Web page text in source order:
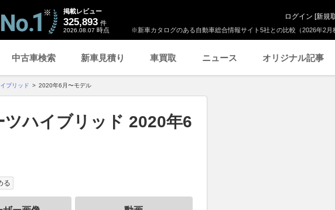
※新車カタログのある自動車総合情報サイト5社との比較（2026年2月
掲載レビュー
325,893 件
2026.08.07 時点
ログイン [新規
中古車検索 新車見積り 車買取 ニュース オリジナル記事
ブリッド 2020年6月〜モデル
ツハイブリッド 2020年6
る